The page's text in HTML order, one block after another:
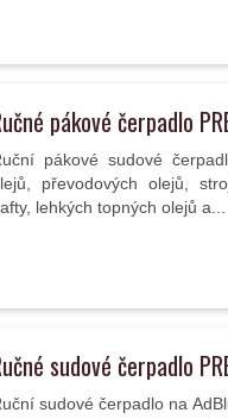
pákové čerpadlo
pákové sudové
převodových olejů,
lehkých topných olejů a...
sudové čerpadlo
sudové čerpadlo na